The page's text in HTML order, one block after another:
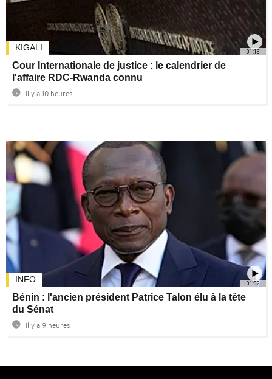
01:16
KIGALI
Cour Internationale de justice : le calendrier de
l'affaire RDC-Rwanda connu
Il y a 10 heures
01:02
INFO
Bénin : l'ancien président Patrice Talon élu à la tête
du Sénat
Il y a 9 heures